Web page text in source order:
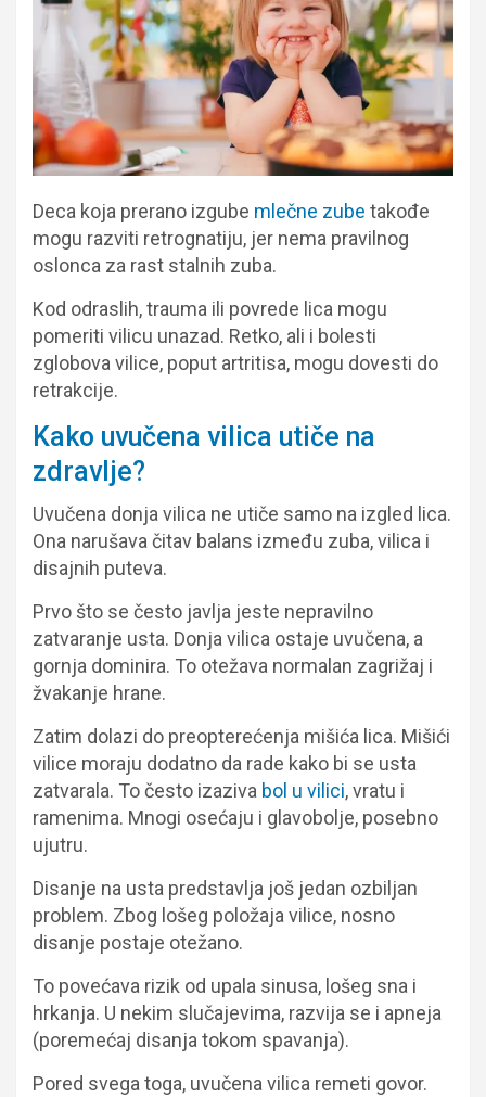
Deca koja prerano izgube mlečne zube takođe
mogu razviti retrognatiju, jer nema pravilnog
oslonca za rast stalnih zuba.
Kod odraslih, trauma ili povrede lica mogu
pomeriti vilicu unazad. Retko, ali i bolesti
zglobova vilice, poput artritisa, mogu dovesti do
retrakcije.
Kako uvučena vilica utiče na
zdravlje?
Uvučena donja vilica ne utiče samo na izgled lica.
Ona narušava čitav balans između zuba, vilica i
disajnih puteva.
Prvo što se često javlja jeste nepravilno
zatvaranje usta. Donja vilica ostaje uvučena, a
gornja dominira. To otežava normalan zagrižaj i
žvakanje hrane.
Zatim dolazi do preopterećenja mišića lica. Mišići
vilice moraju dodatno da rade kako bi se usta
zatvarala. To često izaziva bol u vilici, vratu i
ramenima. Mnogi osećaju i glavobolje, posebno
ujutru.
Disanje na usta predstavlja još jedan ozbiljan
problem. Zbog lošeg položaja vilice, nosno
disanje postaje otežano.
To povećava rizik od upala sinusa, lošeg sna i
hrkanja. U nekim slučajevima, razvija se i apneja
(poremećaj disanja tokom spavanja).
Pored svega toga, uvučena vilica remeti govor.